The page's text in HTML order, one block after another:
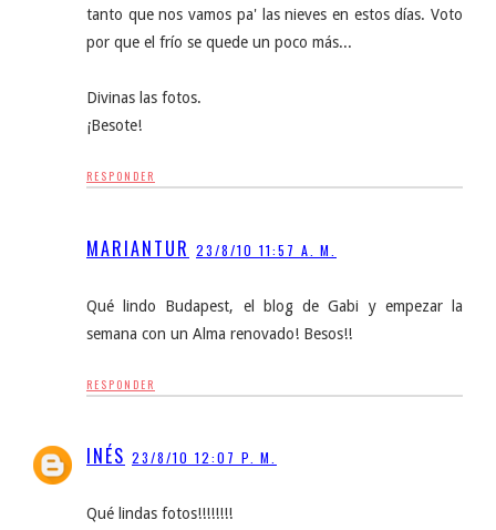
tanto que nos vamos pa' las nieves en estos días. Voto
por que el frío se quede un poco más...
Divinas las fotos.
¡Besote!
RESPONDER
MARIANTUR 23/8/10 11:57 A. M.
Qué lindo Budapest, el blog de Gabi y empezar la
semana con un Alma renovado! Besos!!
RESPONDER
INÉS 23/8/10 12:07 P. M.
Qué lindas fotos!!!!!!!!